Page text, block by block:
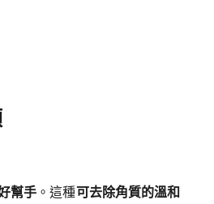
幫手 。這種可去除角質的溫和